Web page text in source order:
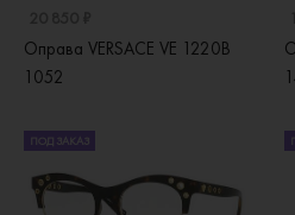
Оправа VERSACE VE 1220B
1052
ПОД ЗАКАЗ